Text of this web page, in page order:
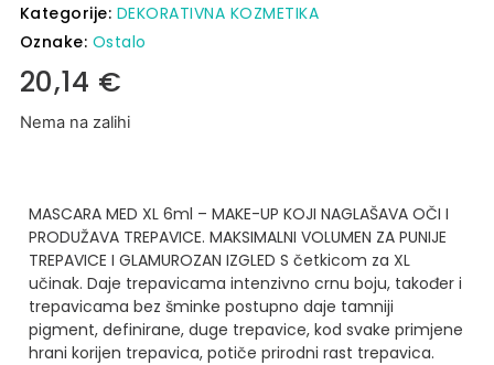
Kategorije: DEKORATIVNA KOZMETIKA
Oznake: Ostalo
20,14 €
Nema na zalihi
MASCARA MED XL 6ml – MAKE-UP KOJI NAGLAŠAVA OČI I
PRODUŽAVA TREPAVICE. MAKSIMALNI VOLUMEN ZA PUNIJE
TREPAVICE I GLAMUROZAN IZGLED S četkicom za XL
učinak. Daje trepavicama intenzivno crnu boju, također i
trepavicama bez šminke postupno daje tamniji
pigment, definirane, duge trepavice, kod svake primjene
hrani korijen trepavica, potiče prirodni rast trepavica.